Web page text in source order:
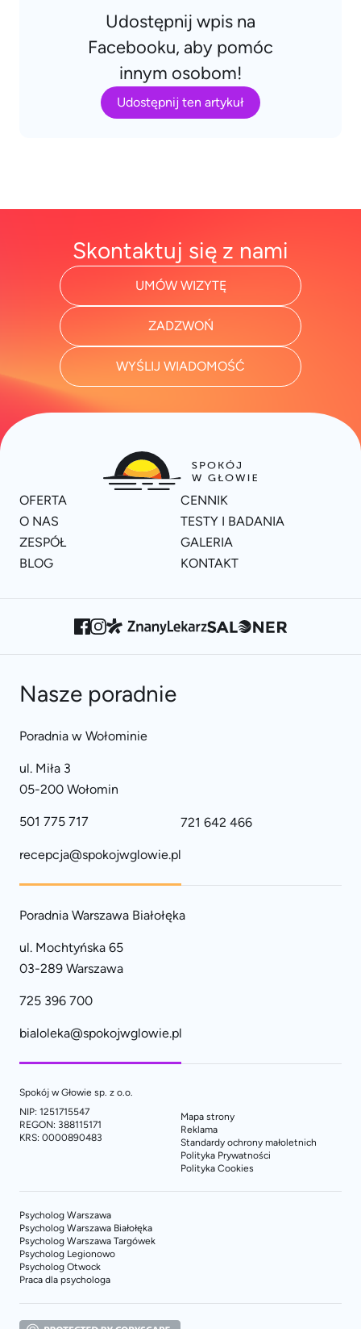
Udostępnij wpis na
Facebooku, aby pomóc
innym osobom!
Udostępnij ten artykuł
Skontaktuj się z nami
UMÓW WIZYTĘ
ZADZWOŃ
WYŚLIJ WIADOMOŚĆ
OFERTA
CENNIK
O NAS
TESTY I BADANIA
ZESPÓŁ
GALERIA
BLOG
KONTAKT
Nasze poradnie
Poradnia w Wołominie
ul. Miła 3
05-200 Wołomin
501 775 717 721 642 466
recepcja@spokojwglowie.pl
Poradnia Warszawa Białołęka
ul. Mochtyńska 65
03-289 Warszawa
725 396 700
bialoleka@spokojwglowie.pl
Spokój w Głowie sp. z o.o.
NIP: 1251715547
REGON: 388115171
KRS: 0000890483
Mapa strony
Reklama
Standardy ochrony małoletnich
Polityka Prywatności
Polityka Cookies
Psycholog Warszawa
Psycholog Warszawa Białołęka
Psycholog Warszawa Targówek
Psycholog Legionowo
Psycholog Otwock
Praca dla psychologa